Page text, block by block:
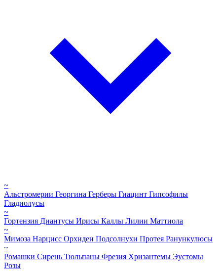
~
Альстромерии Георгина Герберы Гиацинт Гипсофилы
Гладиолусы
~
Гортензия Диантусы Ирисы Каллы Лилии Маттиола
~
Мимоза Нарцисс Орхидеи Подсолнухи Протея Ранункулюсы
~
Ромашки Сирень Тюльпаны Фрезия Хризантемы Эустомы
Розы